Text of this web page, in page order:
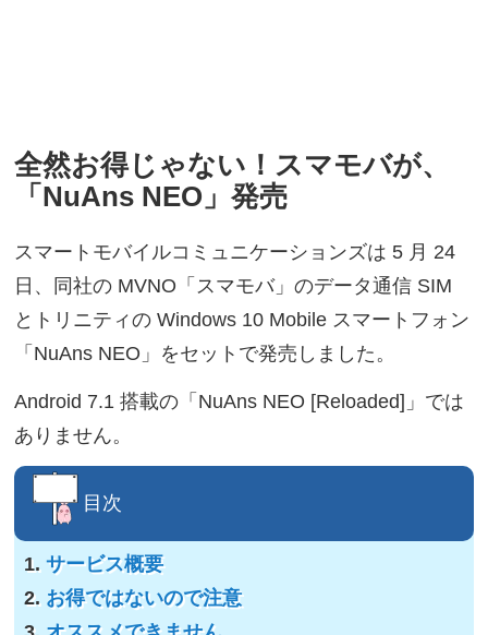
全然お得じゃない！スマモバが、
「NuAns NEO」発売
スマートモバイルコミュニケーションズは 5 月 24
日、同社の MVNO「スマモバ」のデータ通信 SIM
とトリニティの Windows 10 Mobile スマートフォン
「NuAns NEO」をセットで発売しました。
Android 7.1 搭載の「NuAns NEO [Reloaded]」では
ありません。
目次
サービス概要
お得ではないので注意